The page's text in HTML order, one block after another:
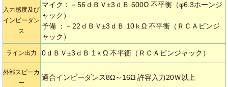
入力感度及び
インピーダン
ス
マイク：－56ｄＢＶ±3ｄＢ 600Ω 不平衡（φ6.3ホーンジ
ャック）
予備 ：－22ｄＢＶ±3ｄＢ 10ｋΩ 不平衡（ＲＣＡピンジ
ャック）
ライン出力 0ｄＢＶ±3ｄＢ 1ｋΩ 不平衡（ＲＣＡピンジャック）
外部スピーカ
ー
適合インピーダンス8Ω～16Ω 許容入力20Ｗ以上